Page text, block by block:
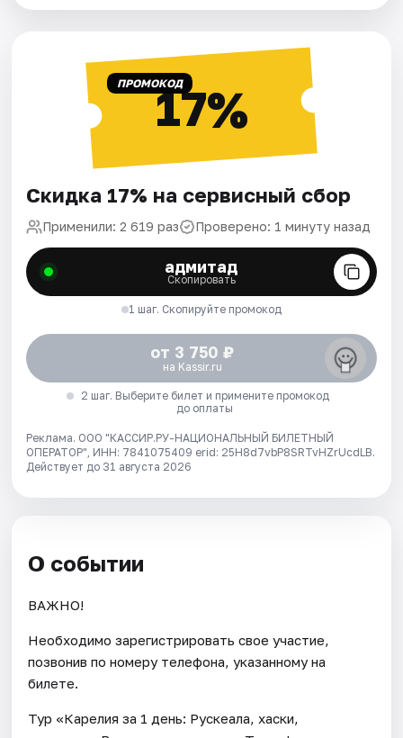
ПРОМОКОД17%
Скидка 17% на сервисный сбор
Применили: 2 619 раз Проверено: 1 минуту назад
адмитад
Скопировать
1 шаг. Скопируйте промокод
от 3 750 ₽
на Kassir.ru
2 шаг. Выберите билет и примените промокод
до оплаты
Реклама. ООО "КАССИР.РУ-НАЦИОНАЛЬНЫЙ БИЛЕТНЫЙ
ОПЕРАТОР", ИНН: 7841075409 erid: 25H8d7vbP8SRTvHZrUcdLB.
Действует до 31 августа 2026
О событии
ВАЖНО!
Необходимо зарегистрировать свое участие,
позвонив по номеру телефона, указанному на
билете.
Тур «Карелия за 1 день: Рускеала, хаски,